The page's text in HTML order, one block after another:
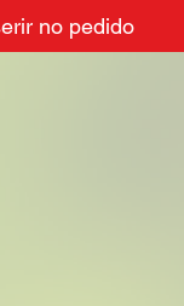
no pedido